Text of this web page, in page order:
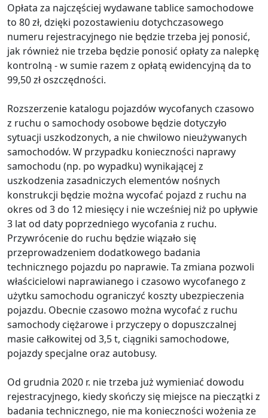
Opłata za najczęściej wydawane tablice samochodowe
to 80 zł, dzięki pozostawieniu dotychczasowego
numeru rejestracyjnego nie będzie trzeba jej ponosić,
jak również nie trzeba będzie ponosić opłaty za nalepkę
kontrolną - w sumie razem z opłatą ewidencyjną da to
99,50 zł oszczędności.
Rozszerzenie katalogu pojazdów wycofanych czasowo
z ruchu o samochody osobowe będzie dotyczyło
sytuacji uszkodzonych, a nie chwilowo nieużywanych
samochodów. W przypadku konieczności naprawy
samochodu (np. po wypadku) wynikającej z
uszkodzenia zasadniczych elementów nośnych
konstrukcji będzie można wycofać pojazd z ruchu na
okres od 3 do 12 miesięcy i nie wcześniej niż po upływie
3 lat od daty poprzedniego wycofania z ruchu.
Przywrócenie do ruchu będzie wiązało się
przeprowadzeniem dodatkowego badania
technicznego pojazdu po naprawie. Ta zmiana pozwoli
właścicielowi naprawianego i czasowo wycofanego z
użytku samochodu ograniczyć koszty ubezpieczenia
pojazdu. Obecnie czasowo można wycofać z ruchu
samochody ciężarowe i przyczepy o dopuszczalnej
masie całkowitej od 3,5 t, ciągniki samochodowe,
pojazdy specjalne oraz autobusy.
Od grudnia 2020 r. nie trzeba już wymieniać dowodu
rejestracyjnego, kiedy skończy się miejsce na pieczątki z
badania technicznego, nie ma konieczności wożenia ze